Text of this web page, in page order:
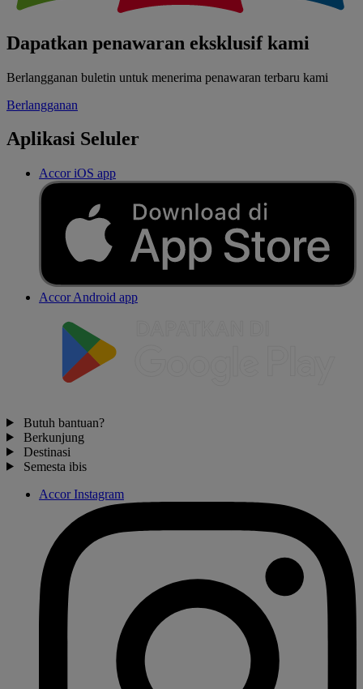
Dapatkan penawaran eksklusif kami
Berlangganan buletin untuk menerima penawaran terbaru kami
Berlangganan
Aplikasi Seluler
Accor iOS app
Accor Android app
Butuh bantuan?
Berkunjung
Destinasi
Semesta ibis
Accor Instagram